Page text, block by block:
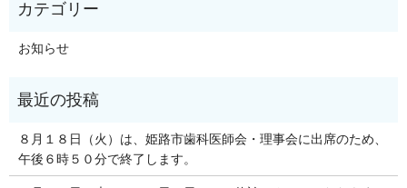
お知らせ
８月１８日（火）は、姫路市歯科医師会・理事会に出席のため、
午後６時５０分で終了します。